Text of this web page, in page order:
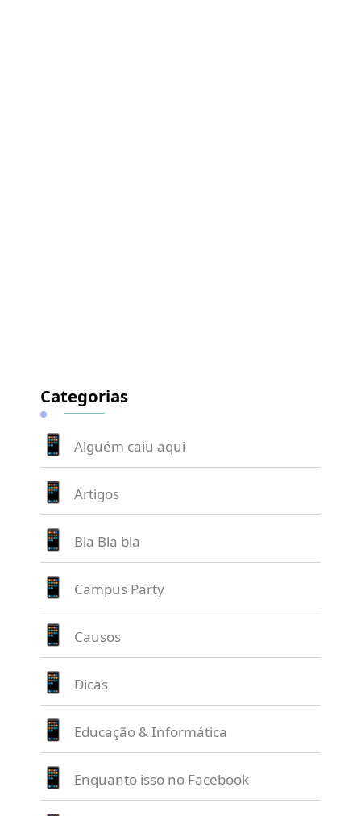
Categorias
Alguém caiu aqui
Artigos
Bla Bla bla
Campus Party
Causos
Dicas
Educação & Informática
Enquanto isso no Facebook